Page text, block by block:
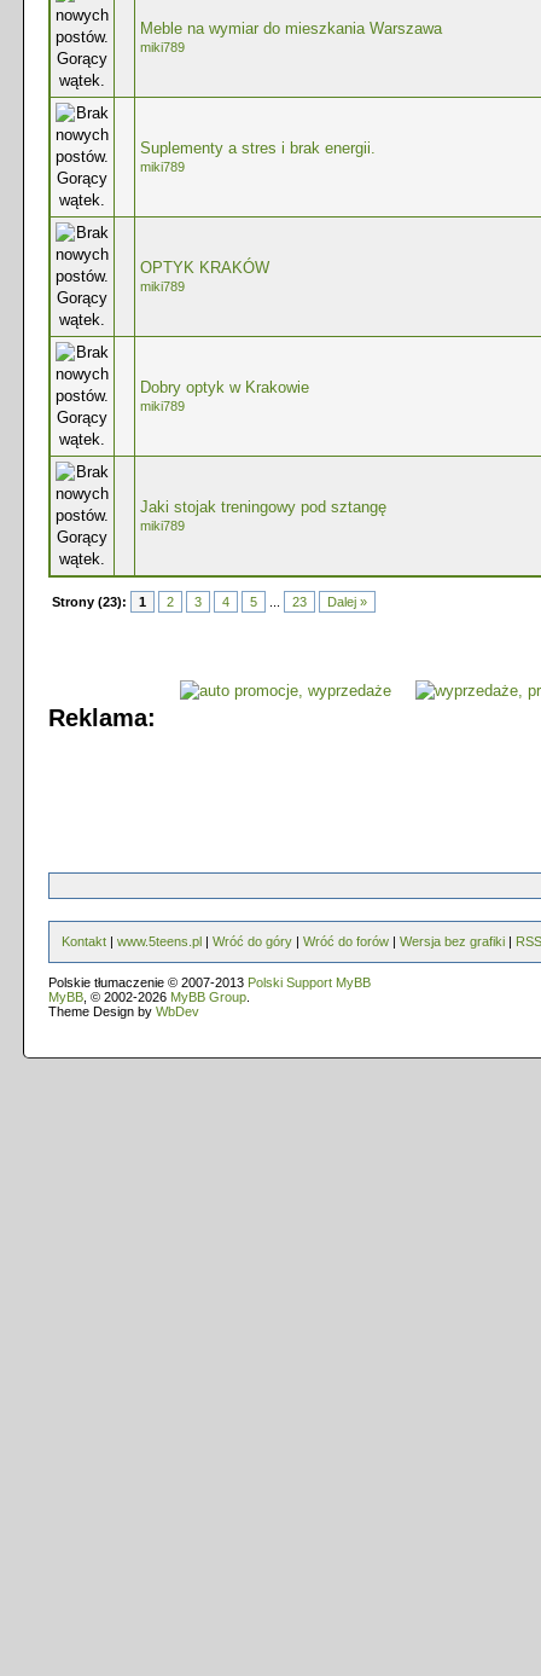
Meble na wymiar do mieszkania Warszawa
miki789
Suplementy a stres i brak energii.
miki789
OPTYK KRAKÓW
miki789
Dobry optyk w Krakowie
miki789
Jaki stojak treningowy pod sztangę
miki789
Strony (23): 1 2 3 4 5 23 Dalej »
Reklama:
Kontakt | www.5teens.pl | Wróć do góry | Wróć do forów | Wersja bez grafiki | RSS
Polskie tłumaczenie © 2007-2013 Polski Support MyBB
MyBB , © 2002-2026 MyBB Group
Theme Design by WbDev